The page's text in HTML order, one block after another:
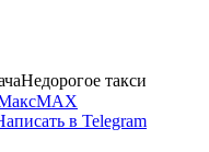
Недорогое такси
MAX